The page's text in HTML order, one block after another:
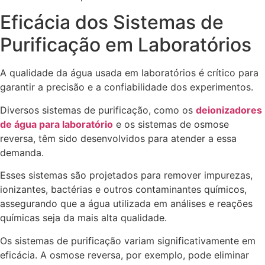
Eficácia dos Sistemas de
Purificação em Laboratórios
A qualidade da água usada em laboratórios é crítico para
garantir a precisão e a confiabilidade dos experimentos.
Diversos sistemas de purificação, como os deionizadores
de água para laboratório e os sistemas de osmose
reversa, têm sido desenvolvidos para atender a essa
demanda.
Esses sistemas são projetados para remover impurezas,
ionizantes, bactérias e outros contaminantes químicos,
assegurando que a água utilizada em análises e reações
químicas seja da mais alta qualidade.
Os sistemas de purificação variam significativamente em
eficácia. A osmose reversa, por exemplo, pode eliminar